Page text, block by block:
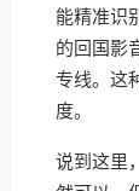
能精准识
的回国影
专线。这
度。
说到这里